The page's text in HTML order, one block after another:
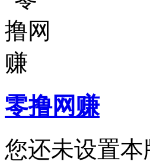
零撸网赚
您还未设置